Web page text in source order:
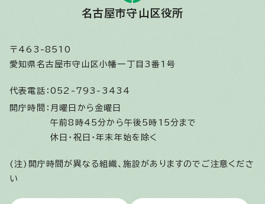
名古屋市守山区役所
〒463-8510
愛知県名古屋市守山区小幡一丁目3番1号
代表電話： 052-793-3434
開庁時間： 月曜日から金曜日
午前8時45分から午後5時15分まで
休日・祝日・年末年始を除く
(注)開庁時間が異なる組織、施設がありますのでご注意くださ
い